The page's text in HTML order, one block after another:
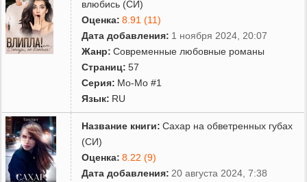
влюбись (СИ)
Оценка: 8.91 (11)
Дата добавления: 1 ноября 2024, 20:07
Жанр: Современные любовные романы
Страниц: 57
Серия: Мо-Мо #1
Язык: RU
Название книги: Сахар на обветренных губах
(СИ)
Оценка: 8.22 (9)
Дата добавления: 20 августа 2024, 7:38